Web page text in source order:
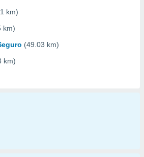
km)
km)
(49.03 km)
km)